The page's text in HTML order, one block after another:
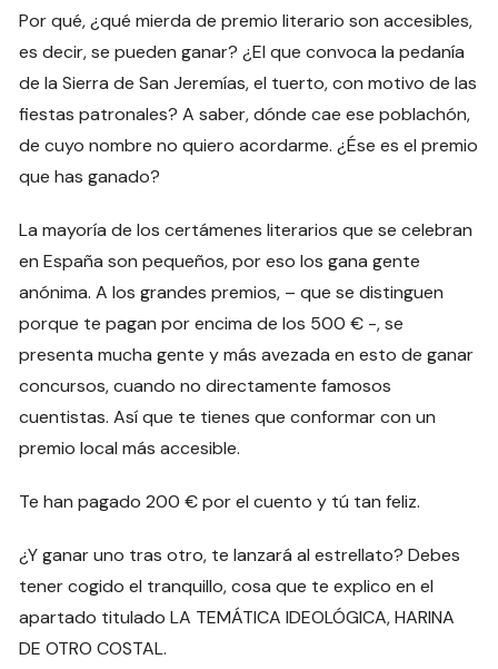
Por qué, ¿qué mierda de premio literario son accesibles,
es decir, se pueden ganar? ¿El que convoca la pedanía
de la Sierra de San Jeremías, el tuerto, con motivo de las
fiestas patronales? A saber, dónde cae ese poblachón,
de cuyo nombre no quiero acordarme. ¿Ése es el premio
que has ganado?
La mayoría de los certámenes literarios que se celebran
en España son pequeños, por eso los gana gente
anónima. A los grandes premios, – que se distinguen
porque te pagan por encima de los 500 € -, se
presenta mucha gente y más avezada en esto de ganar
concursos, cuando no directamente famosos
cuentistas. Así que te tienes que conformar con un
premio local más accesible.
Te han pagado 200 € por el cuento y tú tan feliz.
¿Y ganar uno tras otro, te lanzará al estrellato? Debes
tener cogido el tranquillo, cosa que te explico en el
apartado titulado LA TEMÁTICA IDEOLÓGICA, HARINA
DE OTRO COSTAL.